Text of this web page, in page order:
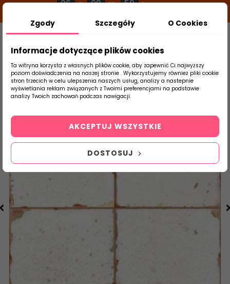
06 g 09 m 58 s
Szukaj
produktu
Strona Główna Salon / Taras Peronda
Zgody Szczegóły O Cookies
Informacje dotyczące plików cookies
Ta witryna korzysta z własnych plików cookie, aby zapewnić Ci najwyższy
poziom doświadczenia na naszej stronie . Wykorzystujemy również pliki cookie
stron trzecich w celu ulepszenia naszych usług, analizy a nastepnie
wyświetlania reklam związanych z Twoimi preferencjami na podstawie
analizy Twoich zachowań podczas nawigacji.
DOSTOSUJ
AKCEPTUJ WSZYSTKIE